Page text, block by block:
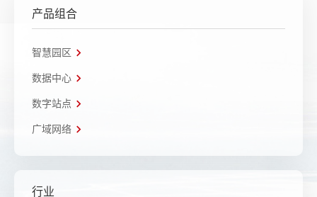
产品组合
智慧园区
数据中心
数字站点
广域网络
行业